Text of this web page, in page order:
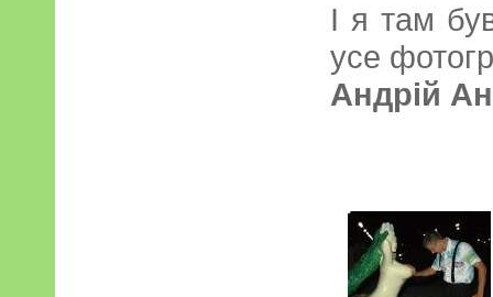
І я там
усе
Андрій